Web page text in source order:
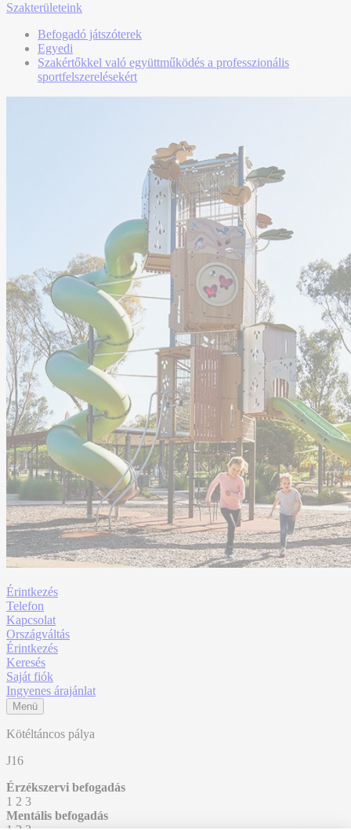
Szakterületeink
Befogadó játszóterek
Egyedi
Szakértőkkel való együttműködés a professzionális
sportfelszerelésekért
Érintkezés
Telefon
Kapcsolat
Országváltás
Érintkezés
Keresés
Saját fiók
Ingyenes árajánlat
Menü
Kötéltáncos pálya
J16
Érzékszervi befogadás
1 2 3
Mentális befogadás